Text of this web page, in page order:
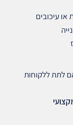
או עיכובים
לתת ללקוחות